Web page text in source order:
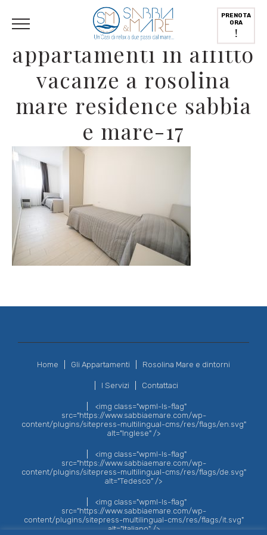
PRENOTA
ORA
!
appartamenti in affitto
vacanze a rosolina
mare residence sabbia
e mare-17
Home Gli Appartamenti Rosolina Mare e dintorni
I Servizi Contattaci
<img class="wpml-ls-flag"
src="https://www.sabbiaemare.com/wp-
content/plugins/sitepress-multilingual-cms/res/flags/en.svg"
alt="Inglese" />
<img class="wpml-ls-flag"
src="https://www.sabbiaemare.com/wp-
content/plugins/sitepress-multilingual-cms/res/flags/de.svg"
alt="Tedesco" />
<img class="wpml-ls-flag"
src="https://www.sabbiaemare.com/wp-
content/plugins/sitepress-multilingual-cms/res/flags/it.svg"
alt="Italiano" />
Inglese) Deutsch ( Tedesco Italiano